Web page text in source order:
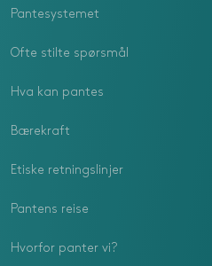
Pantesystemet
Ofte stilte spørsmål
Hva kan pantes
Bærekraft
Etiske retningslinjer
Pantens reise
Hvorfor panter vi?